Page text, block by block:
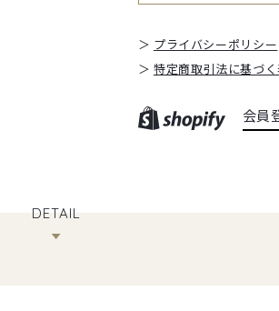
プライバシーポリシー
特定商取引法に基づ
会員
DETAIL